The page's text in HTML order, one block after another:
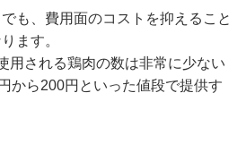
も、費用面のコストを抑えること
ます。
用される鶏肉の数は非常に少ない
から200円といった値段で提供す